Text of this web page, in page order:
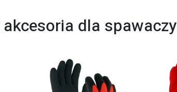
dla spawaczy